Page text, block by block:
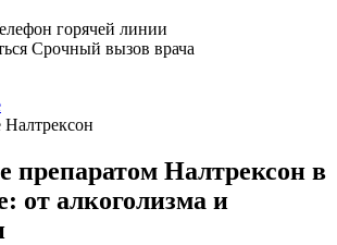
горячей линии
Срочный вызов врача
препаратом Налтрексон в
от алкоголизма и